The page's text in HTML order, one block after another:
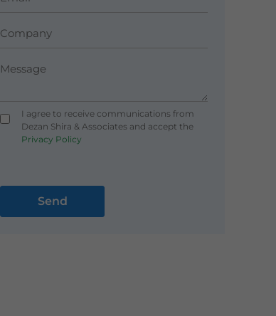
I agree to receive communications from
Dezan Shira & Associates and accept the
Privacy Policy